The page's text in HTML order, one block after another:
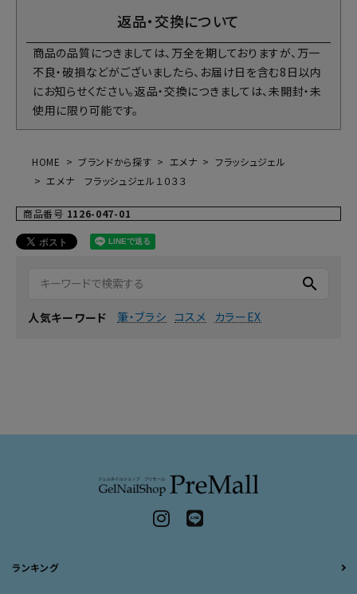
返品・交換について
商品の品質につきましては、万全を期しておりますが、万一
不良・破損などがございましたら、お届け日を含む8日以内
にお知らせください。返品・交換につきましては、未開封・未
使用に限り可能です。
HOME ブランドから探す エメナ
フラッシュジェル
エメナ フラッシュジェル１０３３
商品番号 1126-047-01
search
人気キーワード 筆・ブラシ コスメ カラーEX
ランキング